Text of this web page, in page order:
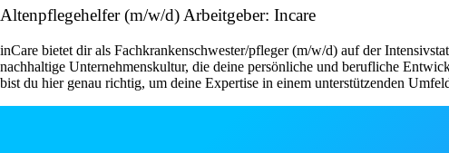
Altenpflegehelfer (m/w/d) Arbeitgeber: Incare
inCare bietet dir als Fachkrankenschwester/pfleger (m/w/d) auf der
nachhaltige Unternehmenskultur, die deine persönliche und berufliche
bist du hier genau richtig, um deine Expertise in einem unterstützenden